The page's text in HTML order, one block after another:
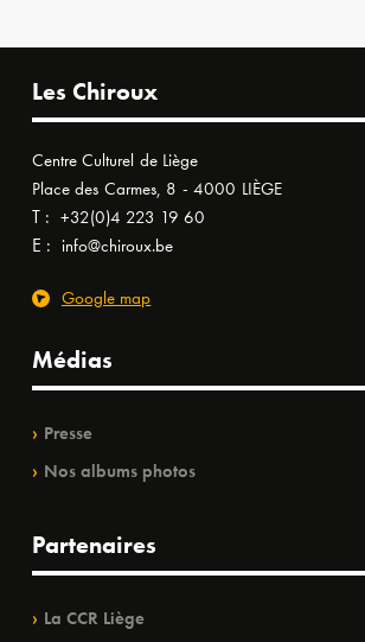
Les Chiroux
Centre Culturel de Liège
Place des Carmes, 8 - 4000 LIÈGE
T : +32(0)4 223 19 60
E : info@chiroux.be
Google map
Médias
Presse
Nos albums photos
Partenaires
La CCR Liège